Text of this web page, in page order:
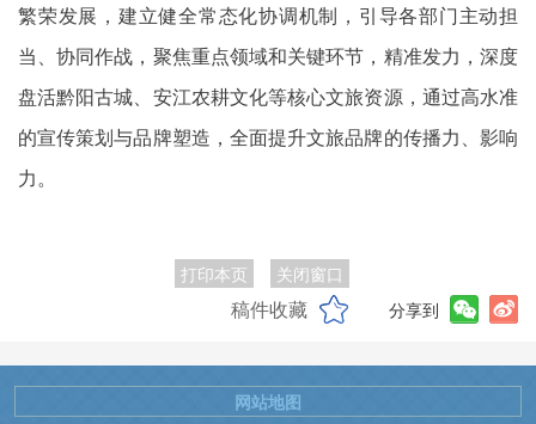
繁荣发展，建立健全常态化协调机制，引导各部门主动担
当、协同作战，聚焦重点领域和关键环节，精准发力，深度
盘活黔阳古城、安江农耕文化等核心文旅资源，通过高水准
的宣传策划与品牌塑造，全面提升文旅品牌的传播力、影响
力。
打印本页 关闭窗口
稿件收藏 分享到
网站地图